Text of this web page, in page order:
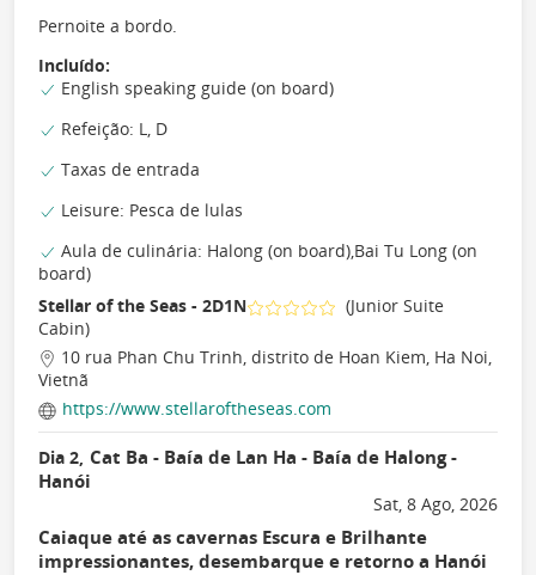
Pernoite a bordo.
Incluído:
English speaking guide (on board)
Refeição: L, D
Taxas de entrada
Leisure: Pesca de lulas
Aula de culinária: Halong (on board),Bai Tu Long (on
board)
Stellar of the Seas - 2D1N
(Junior Suite
Cabin)
10 rua Phan Chu Trinh, distrito de Hoan Kiem, Ha Noi,
Vietnã
https://www.stellaroftheseas.com
Dia 2, Cat Ba - Baía de Lan Ha - Baía de Halong -
Hanói
Sat, 8 Ago, 2026
Caiaque até as cavernas Escura e Brilhante
impressionantes, desembarque e retorno a Hanói